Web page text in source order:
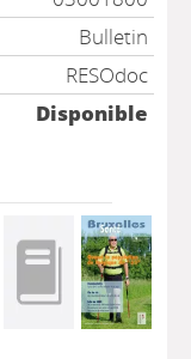
Bulletin
RESOdoc
Disponible